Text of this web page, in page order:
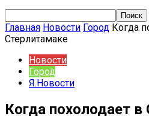
Главная Новости Город Когда
Стерлитамаке
Новости
Город
Я.Новости
Когда похолодает